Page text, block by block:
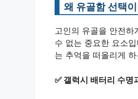
왜 유골함 선택
고인의 유골을 안전하
수 없는 중요한 요소
는 추억을 떠올리게
✅ 갤럭시 배터리 수명